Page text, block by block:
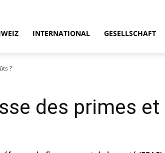
INTERNATIONAL GESELLSCHAFT
?
des primes et